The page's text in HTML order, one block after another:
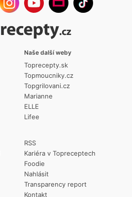
RSS
Kariéra v Topreceptech
Foodie
Nahlásit
Transparency report
Kontakt
Naše další weby
Toprecepty.sk
Topmoucniky.cz
Topgrilovani.cz
Marianne
ELLE
Lifee